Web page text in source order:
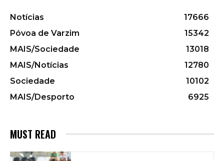
Notícias
17666
Póvoa de Varzim
15342
MAIS/Sociedade
13018
MAIS/Notícias
12780
Sociedade
10102
MAIS/Desporto
6925
MUST READ